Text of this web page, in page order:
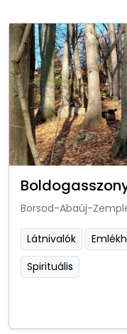
Borsod-Abaúj-
Látnivalók
Spirituális